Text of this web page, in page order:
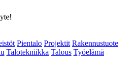
Pientalo Projektit Rakennustuote
Talotekniikka Talous Työelämä